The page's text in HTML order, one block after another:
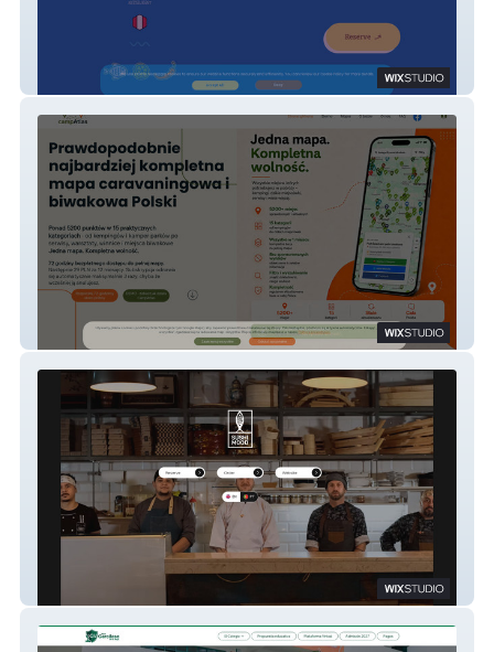
Cevicheriet
CampAtlas